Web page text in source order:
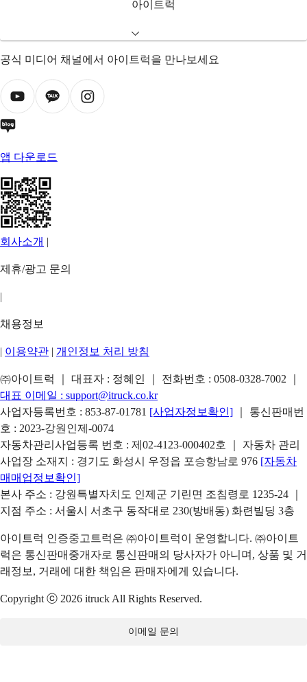
아이트럭
공식 미디어 채널에서 아이트럭을 만나보세요
앱 다운로드
회사소개 |
제휴/광고 문의
|
채용정보
| 이용약관 | 개인정보 처리 방침
㈜아이트럭 ｜ 대표자 : 정혜인 ｜ 전화번호 : 0508-0328-7002
대표 이메일 : support@itruck.co.kr
사업자등록번호 : 853-87-01781 [사업자정보확인]
｜ 통신판매번
호 : 2023-강원인제-0074
자동차관리사업등록 번호 : 제02-4123-000402호 ｜ 자동차 관리
사업장 소재지 : 경기도 화성시 우정읍 포승항남로 976 [자동차
매매업정보확인]
본사 주소 : 강원특별자치도 인제군 기린면 조침령로 1235-24 ｜
지점 주소 : 서울시 서초구 동작대로 230(방배동) 화련빌딩 3층
아이트럭 인증중고트럭은 ㈜아이트럭이 운영합니다. ㈜아이트
럭은 통신판매중개자로 통신판매의 당사자가 아니며, 상품 및 거
래정보, 거래에 대한 책임은 판매자에게 있습니다.
Copyright ⓒ 2026 itruck All Rights Reserved.
이메일 문의